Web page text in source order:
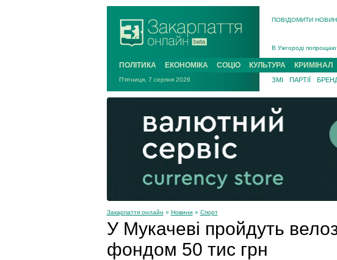
ПОВІДОМИТИ
В Ужгороді
В Ужгороді 5 серпня
Підтвердили
На війні з рф поліг
На Хустщині
Інструктора
ПОЛІТИКА ЕКОНОМІКА СОЦІО КУЛЬТУРА КРИМІНАЛ
П'ятниця, 7 серпня 2026 ЗМІ ПАРТІЇ
Закарпаття онлайн » Новини » Спорт
У Мукачеві пройдуть
фондом 50 тис грн